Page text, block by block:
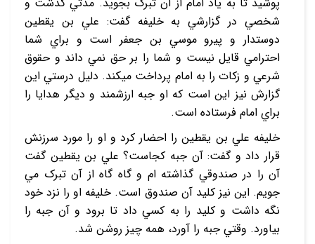
شخصي در گزارشي به خليفه گفت: علي بن يقطين
دوستدار و پيرو موسي بن جعفر است و براي شما
احترامي قايل نيست و شما را بر حق نمي‏ داند و حقوق
شرعي و زکات را به امام پرداخت مي‏کند. دليل درستي اين
گزارش نيز اين است که او جبه ارزشمند و ديگر هدايا را
براي امام فرستاده است.
خليفه علي بن يقطين را احضار کرد و او را مورد سرزنش
قرار داد و گفت: آن جبه کجاست؟ علي بن يقطين گفت
آن را در صندوقي گذاشته ‏ام و گاه گاه از آن تبرک مي‏
جويم. اين نيز کليد آن صندوق است. خليفه او را نزد خود
نگه داشت و کليد را به کسي داد تا برود و آن جبه را
بياورد. وقتي جبه را آورد، همه چيز روشن شد.